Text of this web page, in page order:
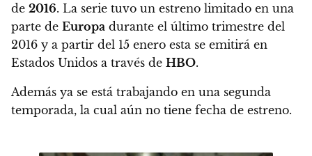
de 2016. La serie tuvo un estreno limitado en una
parte de Europa durante el último trimestre del
2016 y a partir del 15 enero esta se emitirá en
Estados Unidos a través de HBO.
Además ya se está trabajando en una segunda
temporada, la cual aún no tiene fecha de estreno.